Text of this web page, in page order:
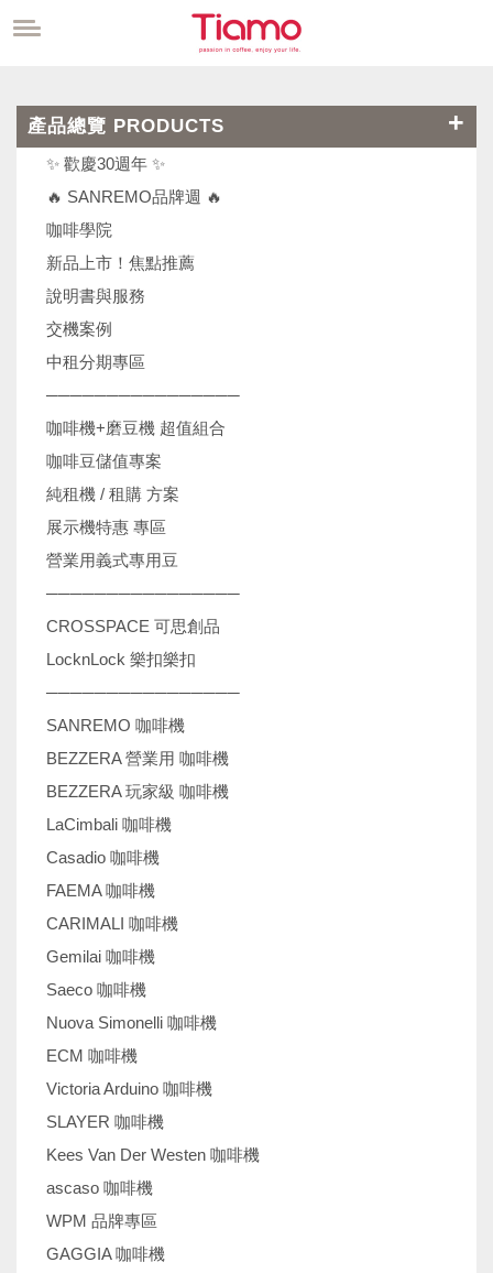
產品總覽 PRODUCTS
✨ 歡慶30週年 ✨
🔥 SANREMO品牌週 🔥
咖啡學院
新品上市！焦點推薦
說明書與服務
交機案例
中租分期專區
────────────────
咖啡機+磨豆機 超值組合
咖啡豆儲值專案
純租機 / 租購 方案
展示機特惠 專區
營業用義式專用豆
────────────────
CROSSPACE 可思創品
LocknLock 樂扣樂扣
────────────────
SANREMO 咖啡機
BEZZERA 營業用 咖啡機
BEZZERA 玩家級 咖啡機
LaCimbali 咖啡機
Casadio 咖啡機
FAEMA 咖啡機
CARIMALI 咖啡機
Gemilai 咖啡機
Saeco 咖啡機
Nuova Simonelli 咖啡機
ECM 咖啡機
Victoria Arduino 咖啡機
SLAYER 咖啡機
Kees Van Der Westen 咖啡機
ascaso 咖啡機
WPM 品牌專區
GAGGIA 咖啡機